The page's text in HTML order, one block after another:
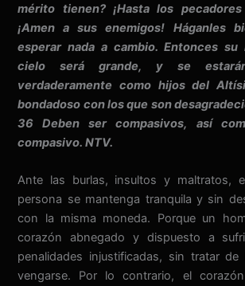
mérito tienen? ¡Hasta los
¡Amen a sus enemigos! Háganles
esperar nada a cambio. Entonces su
cielo será grande, y se estarán
verdaderamente como hijos del
bondadoso con los que son
36 Deben ser compasivos, así
compasivo. NTV.
Ante las burlas, insultos y maltratos,
persona se mantenga tranquila y sin
con la misma moneda. Porque un
corazón abnegado y dispuesto a
penalidades injustificadas, sin tratar
vengarse. Por lo contrario, el